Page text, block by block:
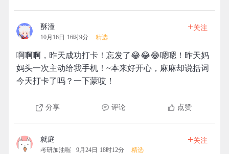
酥潼
10月16日 16时9分 精选
+关注
啊啊啊，昨天成功打卡！忘发了😂😂😂嗯嗯！昨天妈
妈头一次主动给我手机！~本来好开心，麻麻却说括词
今天打卡了吗？一下蒙哎！
分享 评论 点赞
就庭
考研加油喔 9月24日 18时12分 精选
+关注